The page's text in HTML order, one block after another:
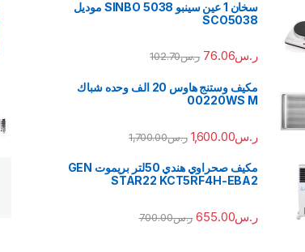
سخان 1 عين سينبو 5038 SINBO موديل
SCO5038
ر.س76.06 ر.س102.70
مكيف وستنج هاوس 20 الف وحده شباك
00220WS M
ر.س1,600.00 ر.س1,700.00
مكيف صحراوي هندي 50لتر بريموت GEN
STAR22 KCT5RF4H-EBA2
ر.س655.00 ر.س700.00